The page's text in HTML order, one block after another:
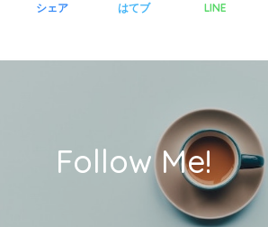
シェア はてブ LINE
Follow Me!